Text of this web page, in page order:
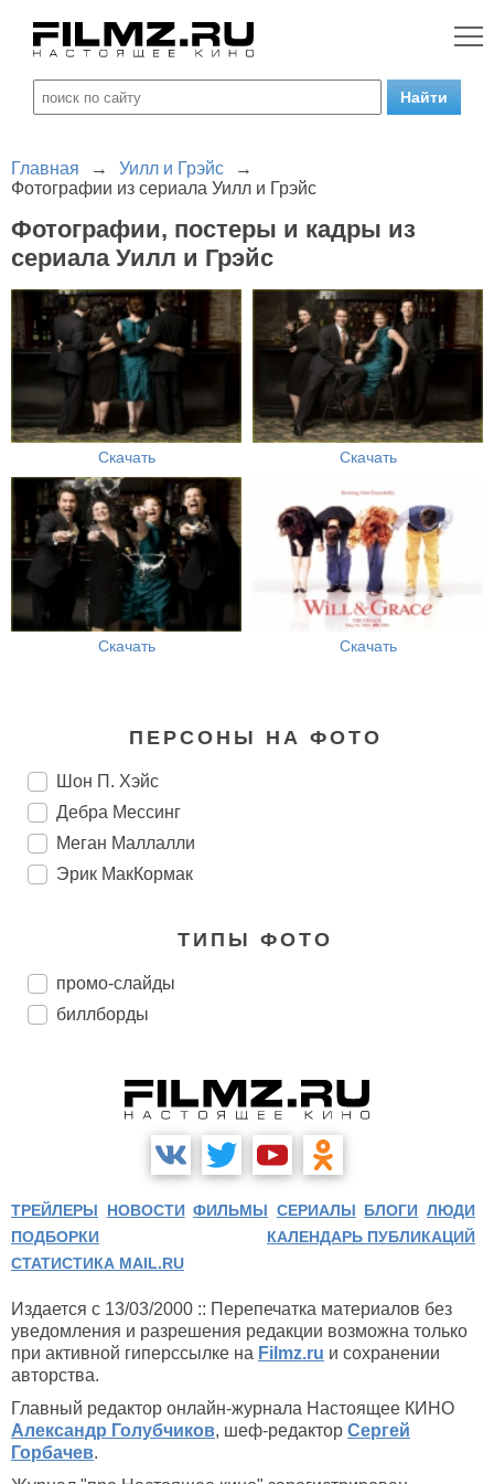
Главная → Уилл и Грэйс
→
Фотографии из сериала Уилл и Грэйс
Фотографии, постеры и кадры из
сериала Уилл и Грэйс
Скачать Скачать
Скачать Скачать
ПЕРСОНЫ НА ФОТО
Шон П. Хэйс
Дебра Мессинг
Меган Маллалли
Эрик МакКормак
ТИПЫ ФОТО
промо-слайды
биллборды
ТРЕЙЛЕРЫ НОВОСТИ ФИЛЬМЫ СЕРИАЛЫ БЛОГИ ЛЮДИ
ПОДБОРКИ
КАЛЕНДАРЬ ПУБЛИКАЦИЙ
СТАТИСТИКА MAIL.RU
Издается с 13/03/2000 :: Перепечатка материалов без
уведомления и разрешения редакции возможна только
при активной гиперссылке на Filmz.ru и сохранении
авторства.
Главный редактор онлайн-журнала Настоящее КИНО
Александр Голубчиков, шеф-редактор Сергей
Горбачев.